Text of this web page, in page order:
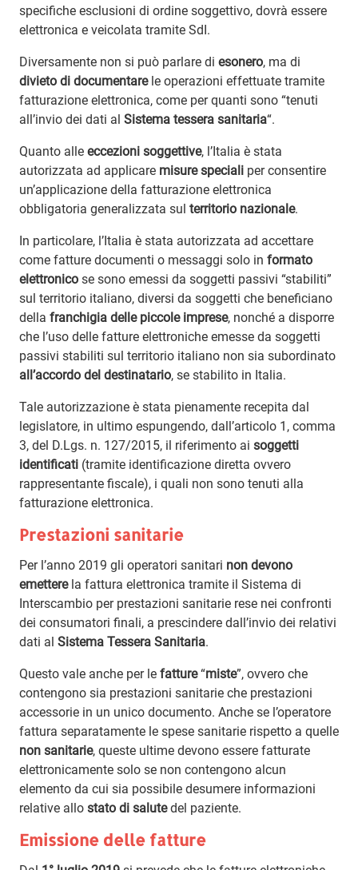
specifiche esclusioni di ordine soggettivo, dovrà essere
elettronica e veicolata tramite SdI.
Diversamente non si può parlare di esonero, ma di
divieto di documentarele operazioni effettuate tramite
fatturazione elettronica, come per quanti sono “tenuti
all’invio dei dati al Sistema tessera sanitaria“.
Quanto alle eccezioni soggettive, l’Italia è stata
autorizzata ad applicare misure speciali per consentire
un’applicazione della fatturazione elettronica
obbligatoria generalizzata sul territorio nazionale.
In particolare, l’Italia è stata autorizzata ad accettare
come fatture documenti o messaggi solo in formato
elettronico se sono emessi da soggetti passivi “stabiliti”
sul territorio italiano, diversi da soggetti che beneficiano
della franchigia delle piccole imprese, nonché a disporre
che l’uso delle fatture elettroniche emesse da soggetti
passivi stabiliti sul territorio italiano non sia subordinato
all’accordo del destinatario, se stabilito in Italia.
Tale autorizzazione è stata pienamente recepita dal
legislatore, in ultimo espungendo, dall’articolo 1, comma
3, del D.Lgs. n. 127/2015, il riferimento ai soggetti
identificati (tramite identificazione diretta ovvero
rappresentante fiscale), i quali non sono tenuti alla
fatturazione elettronica.
Prestazioni sanitarie
Per l’anno 2019 gli operatori sanitari non devono
emetterela fattura elettronica tramite il Sistema di
Interscambio per prestazioni sanitarie rese nei confronti
dei consumatori finali, a prescindere dall’invio dei relativi
dati al Sistema Tessera Sanitaria.
Questo vale anche per le fatture“miste”, ovvero che
contengono sia prestazioni sanitarie che prestazioni
accessorie in un unico documento. Anche se l’operatore
fattura separatamente le spese sanitarie rispetto a quelle
non sanitarie, queste ultime devono essere fatturate
elettronicamente solo se non contengono alcun
elemento da cui sia possibile desumere informazioni
relative allo stato di salutedel paziente.
Emissione delle fatture